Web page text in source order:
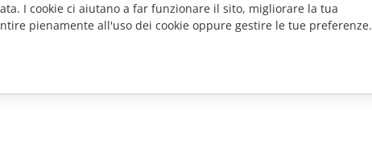
I cookie ci aiutano a far funzionare il sito, migliorare la tua
pienamente all'uso dei cookie oppure gestire le tue preferenze.